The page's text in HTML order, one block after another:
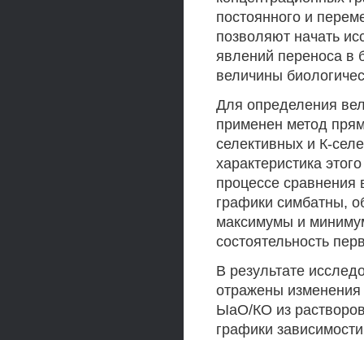
постоянного и
позволяют начать
явлений переноса в
величины
Для определения
применен метод
селективных и К-
характеристика
процессе сравнения
графики симбатны,
максимумы и
состоятельность
В результате
отражены
ЫаО/КО из
графики